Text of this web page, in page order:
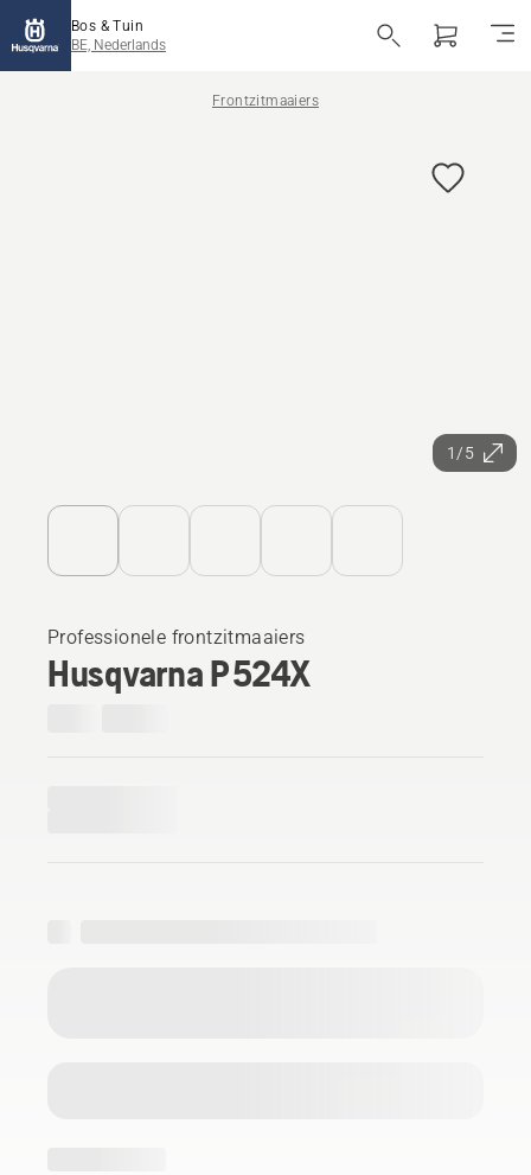
Bos & Tuin
BE, Nederlands
Frontzitmaaiers
1/5
Professionele frontzitmaaiers
Husqvarna P 524X